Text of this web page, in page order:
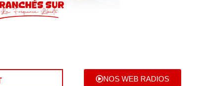
NOS WEB RADIOS